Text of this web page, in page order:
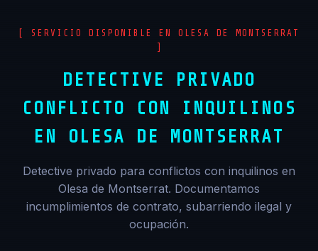
[ SERVICIO DISPONIBLE EN OLESA DE MONTSERRAT
DETECTIVE PRIVADO
CONFLICTO CON INQUILINOS
EN OLESA DE MONTSERRAT
Detective privado para conflictos con inquilinos en
Olesa de Montserrat. Documentamos
incumplimientos de contrato, subarriendo ilegal y
ocupación.